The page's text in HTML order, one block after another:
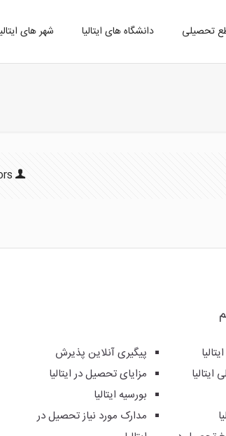
تحصیلی دانشگاه های ایتالیا شهر های
پیگیری آنلاین پذیرش
مزایای تحصیل در ایتالیا
بورسیه ایتالیا
مدارک مورد نیاز تحصیل در